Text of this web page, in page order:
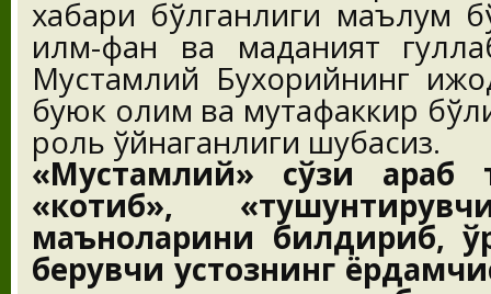
хабари бўлганлиги маълум
илм-фан ва маданият
Мустамлий Бухорийнинг
буюк олим ва мутафаккир
роль ўйнаганлиги шубҳасиз.
«Мустамлий» сўзи араб
«котиб»,
маъноларини билдириб,
берувчи устознинг